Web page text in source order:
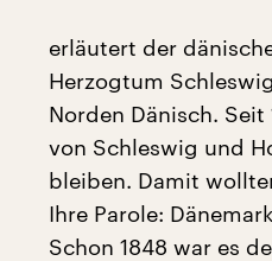
erläutert der
Herzogtum
Norden Dänisch.
von Schleswig und
bleiben. Damit
Ihre Parole:
Schon 1848 war es